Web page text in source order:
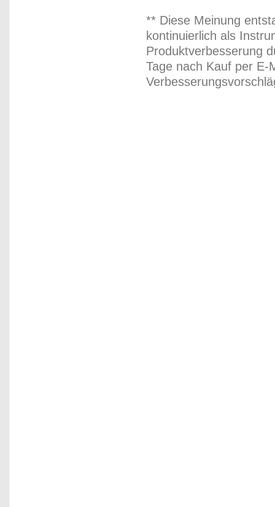
** Diese Meinung
kontinuierlich als
Produktverbesserung
Tage nach Kauf per E-